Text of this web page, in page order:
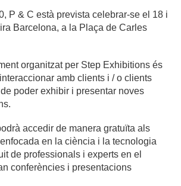
P & C està prevista celebrar-se el 18 i
Barcelona, a la Plaça de Carles
organitzat per Step Exhibitions és
amb clients i / o clients
poder exhibir i presentar noves
accedir de manera gratuïta als
en la ciència i la tecnologia
de professionals i experts en el
conferències i presentacions